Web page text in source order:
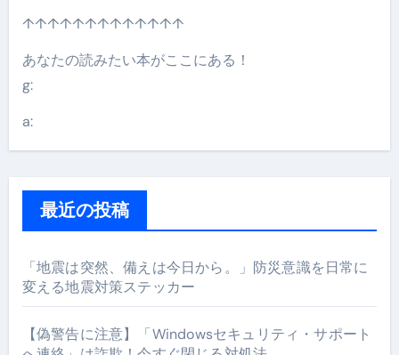
↑↑↑↑↑↑↑↑↑↑↑↑↑
あなたの読みたい本がここにある！
g:
a:
最近の投稿
「地震は突然、備えは今日から。」防災意識を日常に
変える地震対策ステッカー
【偽警告に注意】「Windowsセキュリティ・サポート